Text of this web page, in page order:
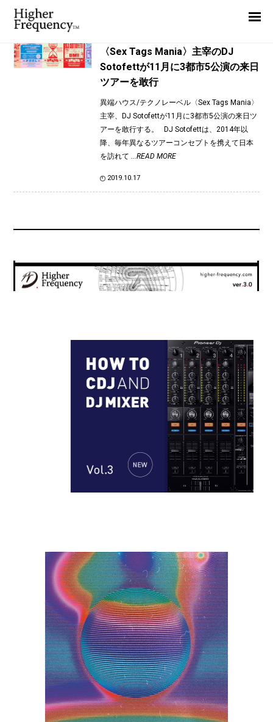
TAG: SOFTPOWER
〈Sex Tags Mania〉主宰のDJ
Sotofettが11月に3都市5公演の来日
ツアーを敢行
異端ハウス/テクノレーベル〈Sex Tags Mania〉
主宰、DJ Sotofettが11月に3都市5公演の来日ツ
アーを敢行する。 DJ Sotofettは、2014年以
降、毎年異なるツアーコンセプトを携えて日本
を訪れて ...READ MORE
2019.10.17
News
Interview
Report